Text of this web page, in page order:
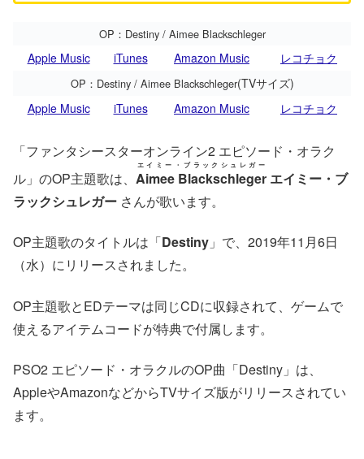
OP：Destiny / Aimee Blackschleger
Apple Music iTunes Amazon Music レコチョク
OP：Destiny / Aimee Blackschleger(TVサイズ)
Apple Music
iTunes Amazon Music レコチョク
「ファンタシースターオンライン2 エピソード・オラク
ル」のOP主題歌は、 Aimee Blackschleger
エイミー・ブラックシュレガー
エイミー・ブ
ラックシュレガー さんが歌います。
OP主題歌のタイトルは「Destiny 」で、2019年11月6日
（水）にリリースされました。
OP主題歌とEDテーマは同じCDに収録されて、ゲームで
使えるアイテムコードが特典で付属します。
PSO2 エピソード・オラクルのOP曲「Destiny」は、
AppleやAmazonなどからTVサイズ版がリリースされてい
ます。